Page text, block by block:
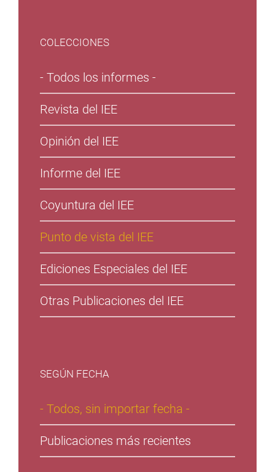
COLECCIONES
- Todos los informes -
Revista del IEE
Opinión del IEE
Informe del IEE
Coyuntura del IEE
Punto de vista del IEE
Ediciones Especiales del IEE
Otras Publicaciones del IEE
SEGÚN FECHA
- Todos, sin importar fecha -
Publicaciones más recientes